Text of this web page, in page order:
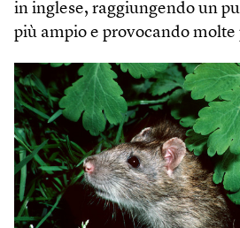
in inglese, raggiungendo un
più ampio e provocando molte